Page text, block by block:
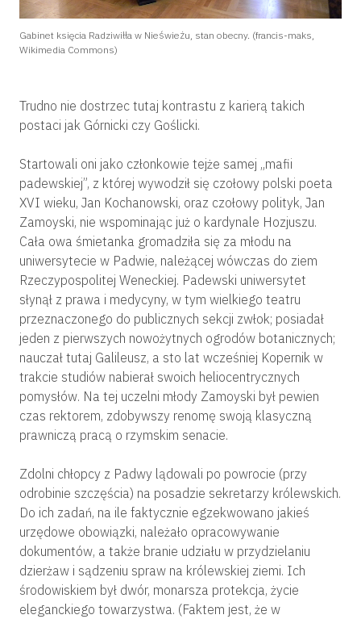
Gabinet księcia Radziwiłła w Nieświeżu, stan obecny. (francis-maks,
Wikimedia Commons)
Trudno nie dostrzec tutaj kontrastu z karierą takich
postaci jak Górnicki czy Goślicki.
Startowali oni jako członkowie tejże samej „mafii
padewskiej”, z której wywodził się czołowy polski poeta
XVI wieku, Jan Kochanowski, oraz czołowy polityk, Jan
Zamoyski, nie wspominając już o kardynale Hozjuszu.
Cała owa śmietanka gromadziła się za młodu na
uniwersytecie w Padwie, należącej wówczas do ziem
Rzeczypospolitej Weneckiej. Padewski uniwersytet
słynął z prawa i medycyny, w tym wielkiego teatru
przeznaczonego do publicznych sekcji zwłok; posiadał
jeden z pierwszych nowożytnych ogrodów botanicznych;
nauczał tutaj Galileusz, a sto lat wcześniej Kopernik w
trakcie studiów nabierał swoich heliocentrycznych
pomysłów. Na tej uczelni młody Zamoyski był pewien
czas rektorem, zdobywszy renomę swoją klasyczną
prawniczą pracą o rzymskim senacie.
Zdolni chłopcy z Padwy lądowali po powrocie (przy
odrobinie szczęścia) na posadzie sekretarzy królewskich.
Do ich zadań, na ile faktycznie egzekwowano jakieś
urzędowe obowiązki, należało opracowywanie
dokumentów, a także branie udziału w przydzielaniu
dzierżaw i sądzeniu spraw na królewskiej ziemi. Ich
środowiskiem był dwór, monarsza protekcja, życie
eleganckiego towarzystwa. (Faktem jest, że w